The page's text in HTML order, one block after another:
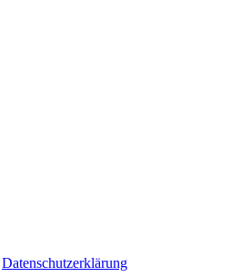
Datenschutzerklärung